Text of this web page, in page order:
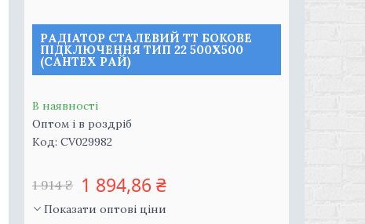
РАДІАТОР СТАЛЕВИЙ ТТ БОКОВЕ
ПІДКЛЮЧЕННЯ ТИП 22 500Х500
(САНТЕХ РАЙ)
В наявності
Оптом і в роздріб
Код: CV029982
1 914 ₴ 1 894,86 ₴
Показати оптові ціни